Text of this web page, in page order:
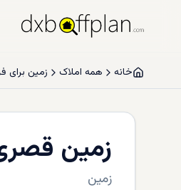
خانه همه املاک زمین برای
زمین
زمین